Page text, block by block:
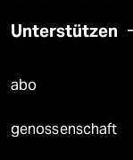
Unterstützen
abo
genossenschaft